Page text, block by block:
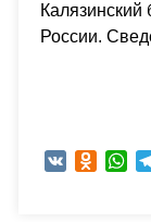
Калязинский
России.
VK